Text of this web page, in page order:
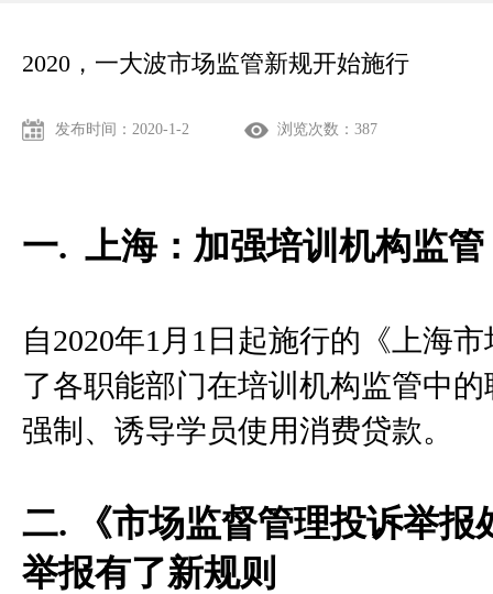
2020，一大波市场监管新规开始施行
发布时间：2020-1-2 浏览次数： 387
一. 上海：加强培训机构监管
自2020年1月1日起施行的《上海
了各职能部门在培训机构监管中
强制、诱导学员使用消费贷款。
二. 《市场监督管理投诉举
举报有了新规则